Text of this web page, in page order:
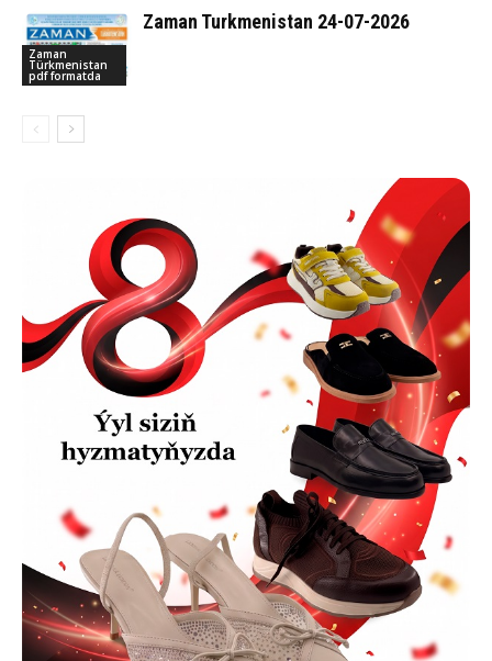
Zaman
Türkmenistan
pdf formatda
Zaman Turkmenistan 24-07-2026